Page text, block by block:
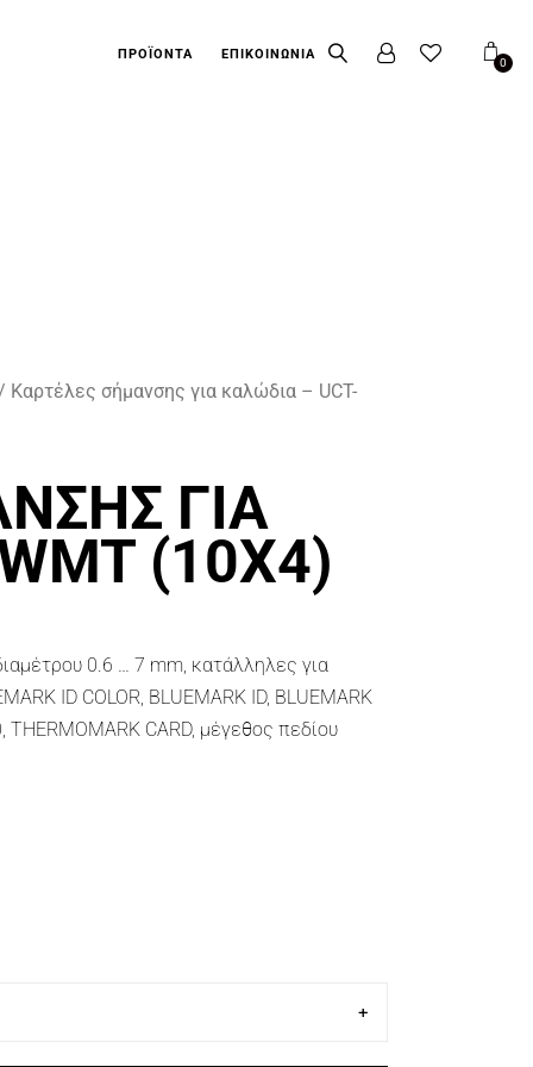
ΠΡΟΪΌΝΤΑ ΕΠΙΚΟΙΝΩΝΊΑ
0
Καρτέλες σήμανσης για καλώδια – UCT-
ΓΙΑ
(10X4)
0.6 … 7 mm, κατάλληλες για
ID COLOR, BLUEMARK ID, BLUEMARK
THERMOMARK CARD, μέγεθος πεδίου
+